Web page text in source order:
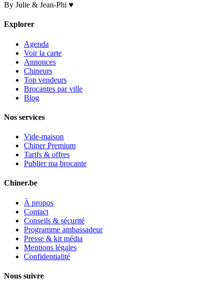
By Julie & Jean-Phi ♥
Explorer
Agenda
Voir la carte
Annonces
Chineurs
Top vendeurs
Brocantes par ville
Blog
Nos services
Vide-maison
Chiner Premium
Tarifs & offres
Publier ma brocante
Chiner.be
À propos
Contact
Conseils & sécurité
Programme ambassadeur
Presse & kit média
Mentions légales
Confidentialité
Nous suivre